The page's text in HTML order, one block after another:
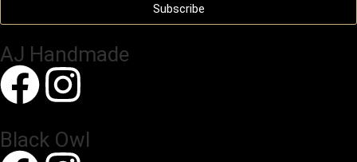
Subscribe
AJ Handmade
Black Owl